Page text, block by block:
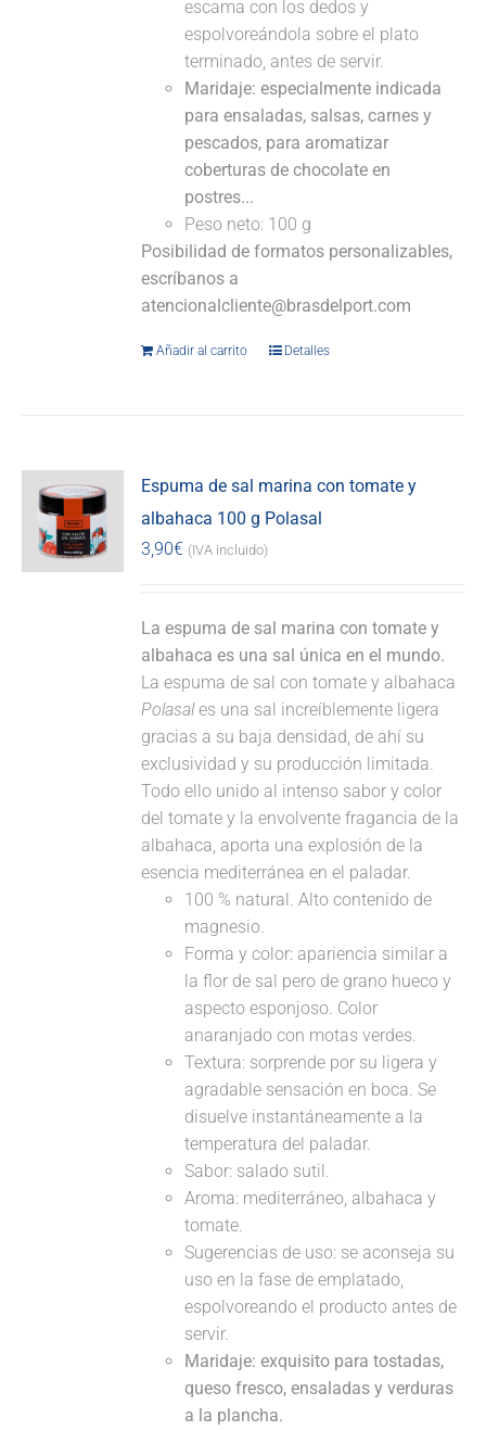
escama con los dedos y
espolvoreándola sobre el plato
terminado, antes de servir.
Maridaje: especialmente indicada
para ensaladas, salsas, carnes y
pescados, para aromatizar
coberturas de chocolate en
postres...
Peso neto: 100 g
Posibilidad de formatos personalizables,
escríbanos a
atencionalcliente@brasdelport.com
Añadir al carrito Detalles
Espuma de sal marina con tomate y
albahaca 100 g Polasal
3,90€ (IVA incluido)
La espuma de sal marina con tomate y
albahaca es una sal única en el mundo.
La espuma de sal con tomate y albahaca
Polasales una sal increíblemente ligera
gracias a su baja densidad, de ahí su
exclusividad y su producción limitada.
Todo ello unido al intenso sabor y color
del tomate y la envolvente fragancia de la
albahaca, aporta una explosión de la
esencia mediterránea en el paladar.
100 % natural. Alto contenido de
magnesio.
Forma y color: apariencia similar a
la flor de sal pero de grano hueco y
aspecto esponjoso. Color
anaranjado con motas verdes.
Textura: sorprende por su ligera y
agradable sensación en boca. Se
disuelve instantáneamente a la
temperatura del paladar.
Sabor: salado sutil.
Aroma: mediterráneo, albahaca y
tomate.
Sugerencias de uso: se aconseja su
uso en la fase de emplatado,
espolvoreando el producto antes de
servir.
Maridaje: exquisito para tostadas,
queso fresco, ensaladas y verduras
a la plancha.